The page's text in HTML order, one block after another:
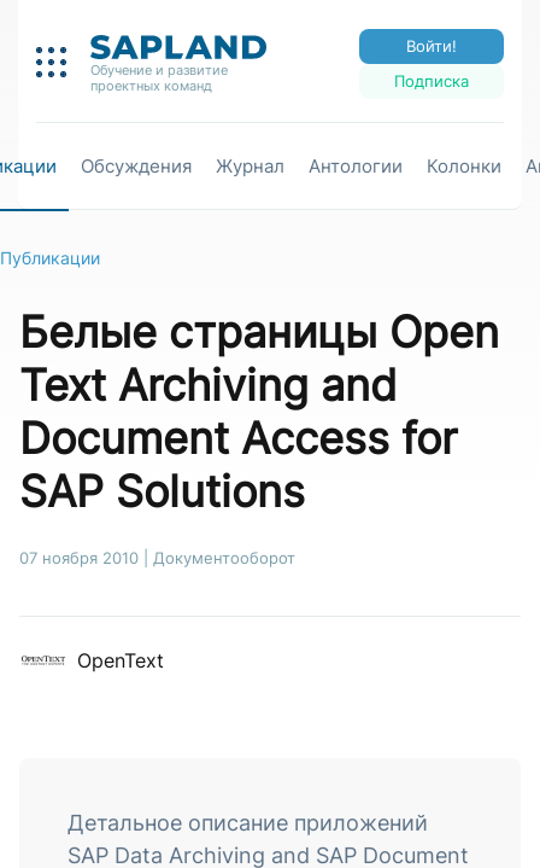
Обучение и развитие
проектных команд
Подписка
Войти!
Обсуждения Журнал Антологии Колонки
Публикации
Белые страницы Open
Text Archiving and
Document Access for
SAP Solutions
07 ноября 2010 Документооборот
OpenText
Детальное описание приложений
SAP Data Archiving and SAP Document